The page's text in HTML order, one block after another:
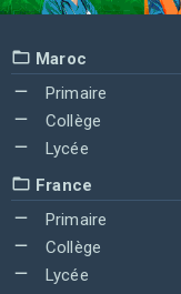
Maroc
Primaire
Collège
Lycée
France
Primaire
Collège
Lycée